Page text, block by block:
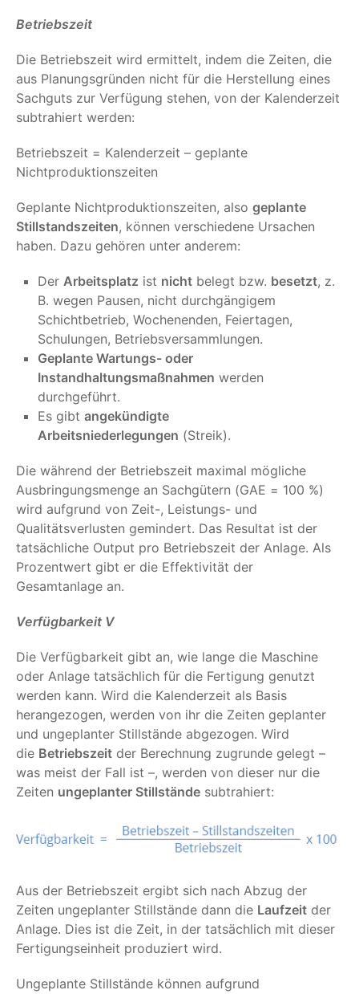
Betriebszeit
Die Betriebszeit wird ermittelt, indem die Zeiten, die
aus Planungsgründen nicht für die Herstellung eines
Sachguts zur Verfügung stehen, von der Kalenderzeit
subtrahiert werden:
Betriebszeit = Kalenderzeit – geplante
Nichtproduktionszeiten
Geplante Nichtproduktionszeiten, also geplante
Stillstandszeiten, können verschiedene Ursachen
haben. Dazu gehören unter anderem:
Der Arbeitsplatz ist nicht belegt bzw. besetzt, z.
B. wegen Pausen, nicht durchgängigem
Schichtbetrieb, Wochenenden, Feiertagen,
Schulungen, Betriebsversammlungen.
Geplante Wartungs- oder
Instandhaltungsmaßnahmen werden
durchgeführt.
Es gibt angekündigte
Arbeitsniederlegungen (Streik).
Die während der Betriebszeit maximal mögliche
Ausbringungsmenge an Sachgütern (GAE = 100 %)
wird aufgrund von Zeit-, Leistungs- und
Qualitätsverlusten gemindert. Das Resultat ist der
tatsächliche Output pro Betriebszeit der Anlage. Als
Prozentwert gibt er die Effektivität der
Gesamtanlage an.
Verfügbarkeit V
Die Verfügbarkeit gibt an, wie lange die Maschine
oder Anlage tatsächlich für die Fertigung genutzt
werden kann. Wird die Kalenderzeit als Basis
herangezogen, werden von ihr die Zeiten geplanter
und ungeplanter Stillstände abgezogen. Wird
die Betriebszeit der Berechnung zugrunde gelegt –
was meist der Fall ist –, werden von dieser nur die
Zeiten ungeplanter Stillstände subtrahiert:
Aus der Betriebszeit ergibt sich nach Abzug der
Zeiten ungeplanter Stillstände dann die Laufzeit der
Anlage. Dies ist die Zeit, in der tatsächlich mit dieser
Fertigungseinheit produziert wird.
Ungeplante Stillstände können aufgrund